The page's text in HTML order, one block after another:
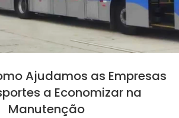
Ajudamos as Empresas
a Economizar na
Manutenção